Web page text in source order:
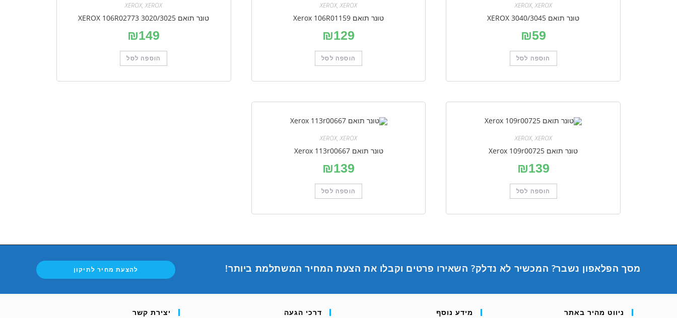
XEROX,XEROX
טונר תואם XEROX 3040/3045
₪59
הוספה לסל
XEROX,XEROX
טונר תואם Xerox 106R01159
₪129
הוספה לסל
XEROX,XEROX
טונר תואם XEROX 106R02773 3020/3025
₪149
הוספה לסל
XEROX,XEROX
טונר תואם Xerox 109r00725
₪139
הוספה לסל
XEROX,XEROX
טונר תואם Xerox 113r00667
₪139
הוספה לסל
מסך הפלאפון נשבר? המכשיר לא נדלק? השאירו פרטים וקבלו את הצעת המחיר המשתלמת ביותר! להצעת מחיר לתיקון
ניווט מהיר באתר מידע נוסף
דרכי הגעה
יצירת קשר